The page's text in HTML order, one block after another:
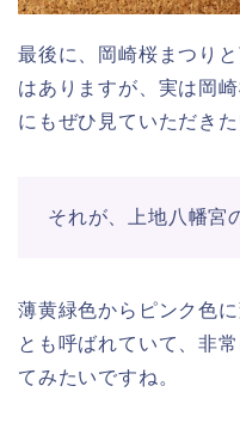
最後に、岡崎桜まつり
はありますが、実は岡
にもぜひ見ていただき
それが、上地八幡宮
薄黄緑色からピンク色
とも呼ばれていて、非
てみたいですね。